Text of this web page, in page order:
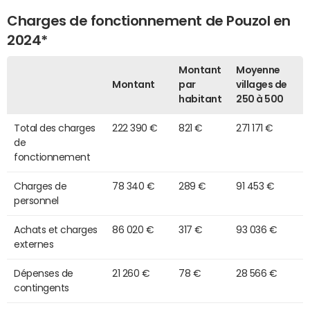
Charges de fonctionnement de Pouzol en
2024*
Montant
Montant
par
habitant
Moyenne
villages de
250 à 500
Total des charges
de
fonctionnement
222 390 € 821 € 271 171 €
Charges de
personnel
78 340 € 289 € 91 453 €
Achats et charges
externes
86 020 € 317 € 93 036 €
Dépenses de
contingents
21 260 € 78 € 28 566 €